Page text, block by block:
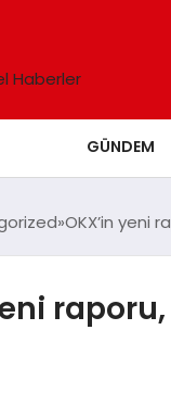
GÜNDEM
OKX’in yeni